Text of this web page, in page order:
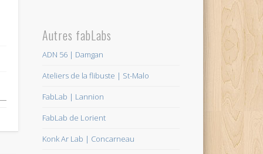
Autres fabLabs
ADN 56 | Damgan
Ateliers de la flibuste | St-Malo
FabLab | Lannion
FabLab de Lorient
Konk Ar Lab | Concarneau